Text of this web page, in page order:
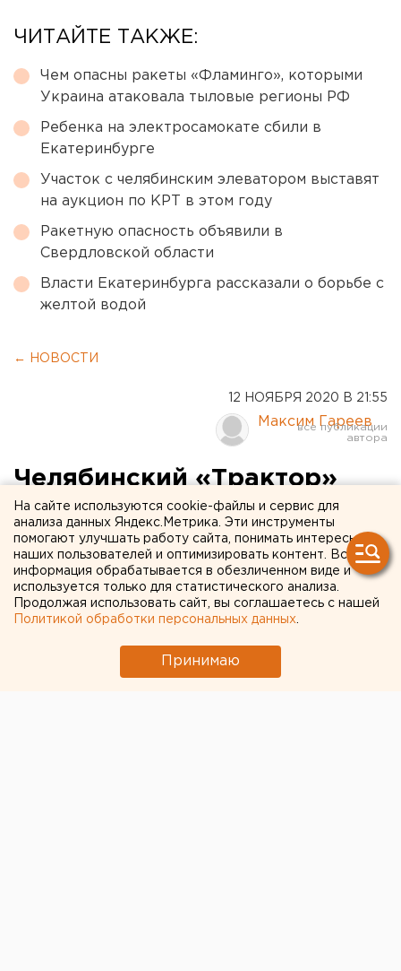
ЧИТАЙТЕ ТАКЖЕ:
Чем опасны ракеты «Фламинго», которыми
Украина атаковала тыловые регионы РФ
Ребенка на электросамокате сбили в
Екатеринбурге
Участок с челябинским элеватором выставят
на аукцион по КРТ в этом году
Ракетную опасность объявили в
Свердловской области
Власти Екатеринбурга рассказали о борьбе с
желтой водой
← НОВОСТИ
12 НОЯБРЯ 2020 В 21:55
Максим Гареев
Челябинский «Трактор»
дома обыграл «Ак Барс»
Челябинцы добились трудной победы со счетом
2:1.
На сайте используются cookie-файлы и сервис для
анализа данных Яндекс.Метрика. Эти инструменты
помогают улучшать работу сайта, понимать интересы
наших пользователей и оптимизировать контент. Вся
информация обрабатывается в обезличенном виде и
используется только для статистического анализа.
Продолжая использовать сайт, вы соглашаетесь с нашей
Политикой обработки персональных данных
Принимаю